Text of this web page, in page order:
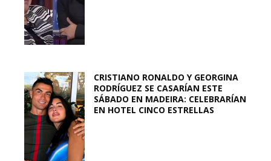
CRISTIANO RONALDO Y GEORGINA
RODRÍGUEZ SE CASARÍAN ESTE
SÁBADO EN MADEIRA: CELEBRARÍAN
EN HOTEL CINCO ESTRELLAS